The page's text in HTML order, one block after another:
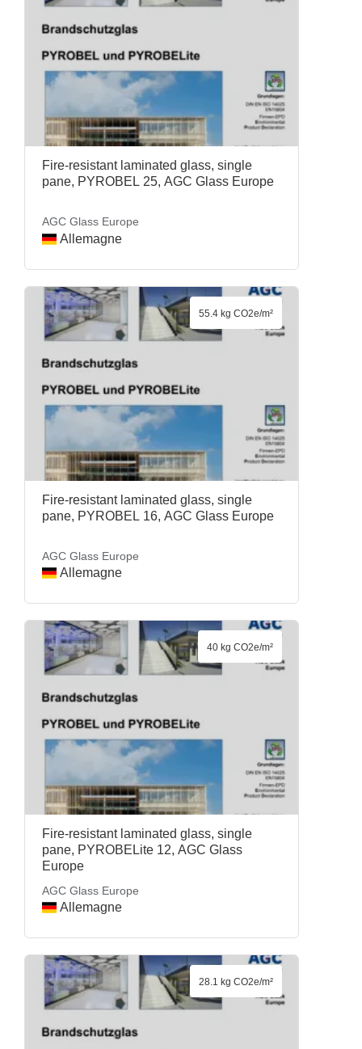
Fire-resistant laminated glass, single
pane, PYROBEL 25, AGC Glass Europe
AGC Glass Europe
Allemagne
Fire-resistant laminated glass, single
pane, PYROBEL 16, AGC Glass Europe
AGC Glass Europe
Allemagne
55.4 kg CO2e/m²
Fire-resistant laminated glass, single
pane, PYROBELite 12, AGC Glass
Europe
AGC Glass Europe
Allemagne
40 kg CO2e/m²
28.1 kg CO2e/m²